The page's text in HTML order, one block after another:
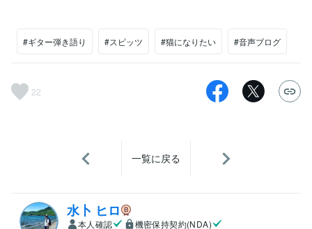
#ギター弾き語り #スピッツ #猫になりたい #音声ブログ
22
一覧に戻る
水卜 ヒロ
本人確認
機密保持契約(NDA)